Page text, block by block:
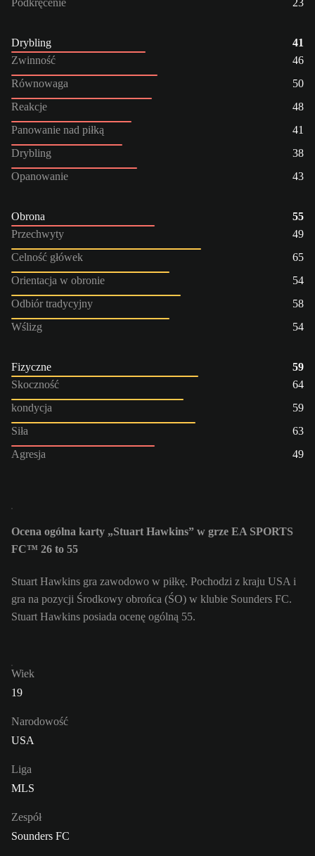
Drybling
41
Zwinność
46
Równowaga
50
Reakcje
48
Panowanie nad piłką
41
Drybling
38
Opanowanie
43
Obrona
55
Przechwyty
49
Celność główek
65
Orientacja w obronie
54
Odbiór tradycyjny
58
Wślizg
54
Fizyczne
59
Skoczność
64
kondycja
59
Siła
63
Agresja
49
Ocena ogólna karty „Stuart Hawkins” w grze EA SPORTS
FC™ 26 to 55
Stuart Hawkins gra zawodowo w piłkę. Pochodzi z kraju USA i
gra na pozycji Środkowy obrońca (ŚO) w klubie Sounders FC.
Stuart Hawkins posiada ocenę ogólną 55.
Wiek
19
Narodowość
USA
Liga
MLS
Zespół
Sounders FC